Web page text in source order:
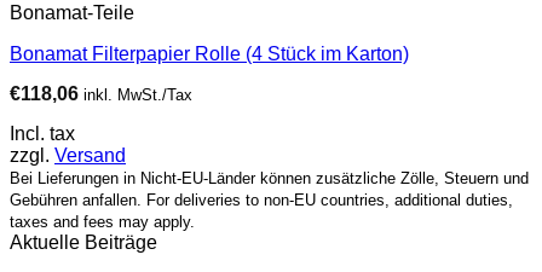
Bonamat-Teile
Bonamat Filterpapier Rolle (4 Stück im Karton)
€118,06 inkl. MwSt./Tax
Incl. tax
zzgl. Versand
Bei Lieferungen in Nicht-EU-Länder können zusätzliche Zölle, Steuern und
Gebühren anfallen. For deliveries to non-EU countries, additional duties,
taxes and fees may apply.
Aktuelle Beiträge